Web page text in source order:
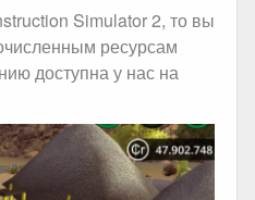
Simulator 2, то вы
ресурсам
доступна у нас на